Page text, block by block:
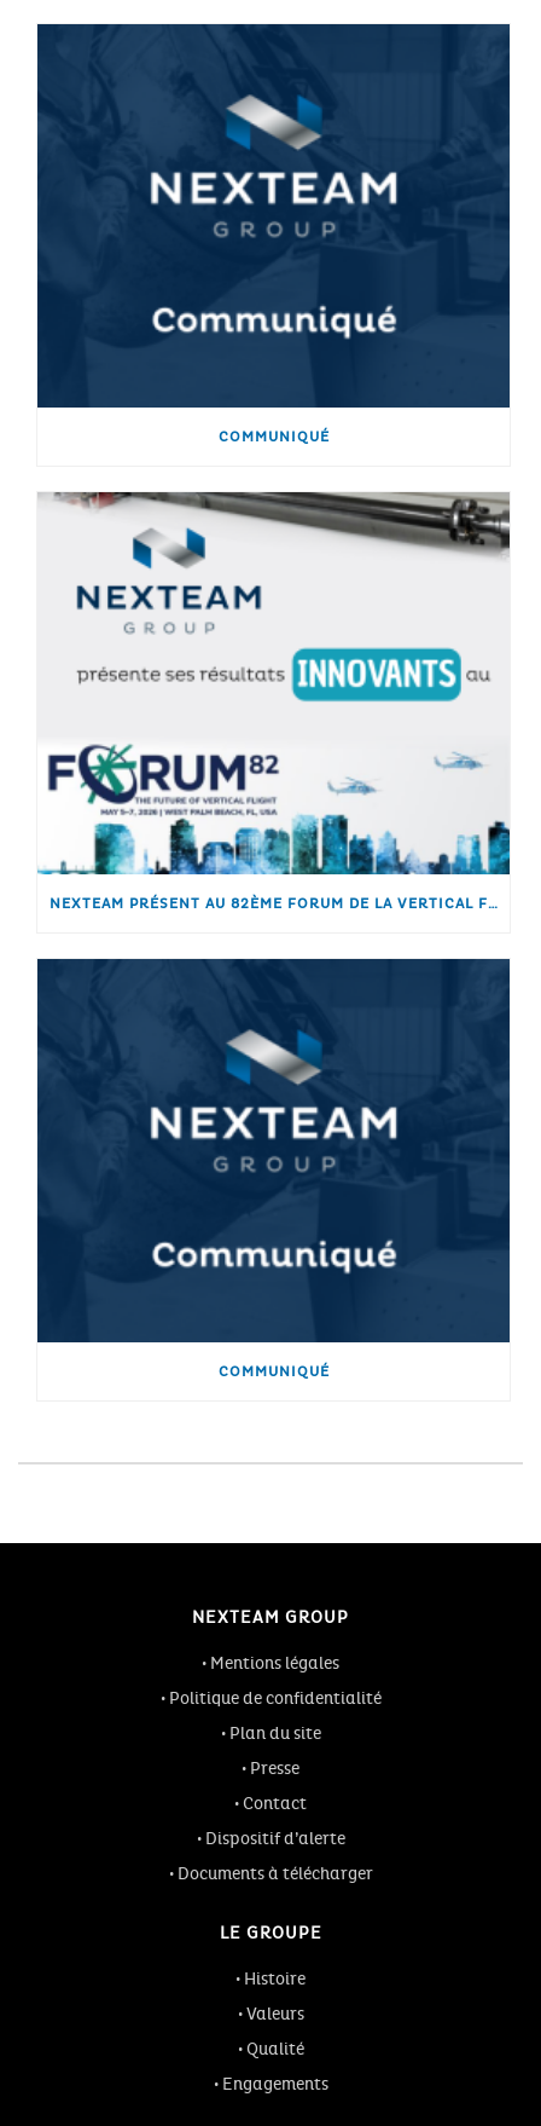
COMMUNIQUÉ
NEXTEAM PRÉSENT AU 82ÈME FORUM DE LA VERTICAL FLIGHT SOCIETY
COMMUNIQUÉ
NEXTEAM GROUP
Mentions légales
Politique de confidentialité
Plan du site
Presse
Contact
Dispositif d’alerte
Documents à télécharger
LE GROUPE
Histoire
Valeurs
Qualité
Engagements